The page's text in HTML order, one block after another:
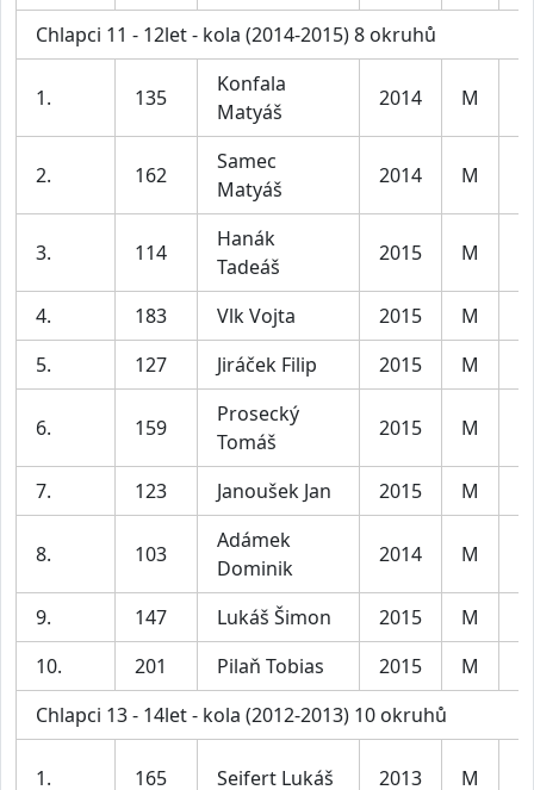
Chlapci 11 - 12let - kola (2014-2015) 8 okruhů
1. 135
Konfala
Matyáš
2014 M
2. 162
Samec
Matyáš
2014 M
3. 114
Hanák
Tadeáš
2015 M
4. 183 Vlk Vojta 2015 M
5.
127 Jiráček Filip 2015 M
6. 159
Prosecký
Tomáš
2015 M
7. 123 Janoušek Jan 2015 M
8. 103
Adámek
Dominik
2014 M
9. 147 Lukáš Šimon 2015 M
10.
201 Pilaň Tobias 2015 M
Chlapci 13 - 14let - kola (2012-2013) 10 okruhů
1. 165 Seifert Lukáš 2013 M